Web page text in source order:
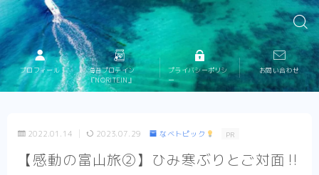
プロフィール
海苔プロテイン
『NORITEIN』
プライバシーポリシ
ー
お問い合わせ
2022.01.14 2023.07.29 なべトピック PR
【感動の富山旅②】ひみ寒ぶりとご対面‼︎